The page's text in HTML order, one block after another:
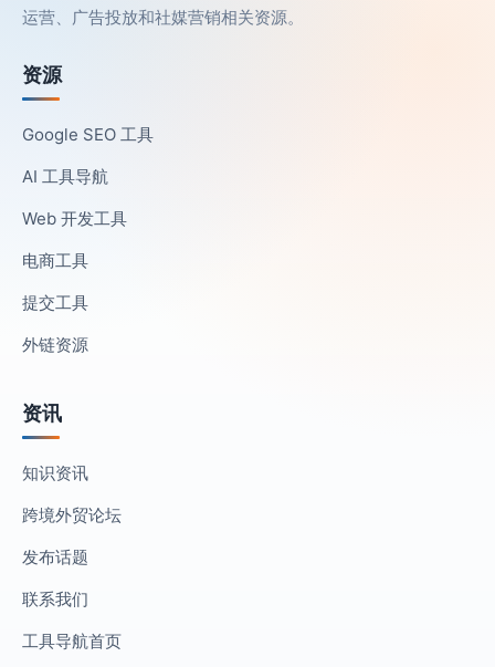
运营、广告投放和社媒营销相关资源。
资源
Google SEO 工具
AI 工具导航
Web 开发工具
电商工具
提交工具
外链资源
资讯
知识资讯
跨境外贸论坛
发布话题
联系我们
工具导航首页